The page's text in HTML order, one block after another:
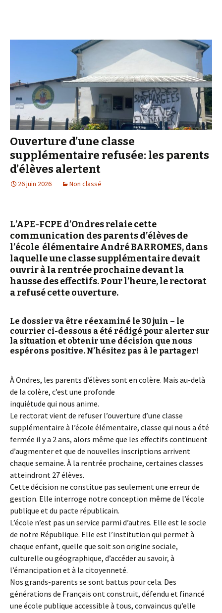
Ouverture d’une classe
supplémentaire refusée: les parents
d’élèves alertent
26 juin 2026 Non classé
L’APE-FCPE d’Ondres relaie cette
communication des parents d’élèves de
l’école élémentaire André BARROMES, dans
laquelle une classe supplémentaire devait
ouvrir à la rentrée prochaine devant la
hausse des effectifs. Pour l’heure, le rectorat
a refusé cette ouverture.
Le dossier va être réexaminé le 30 juin – le
courrier ci-dessous a été rédigé pour alerter sur
la situation et obtenir une décision que nous
espérons positive. N’hésitez pas à le partager!
À Ondres, les parents d’élèves sont en colère. Mais au-delà
de la colère, c’est une profonde
inquiétude qui nous anime.
Le rectorat vient de refuser l’ouverture d’une classe
supplémentaire à l’école élémentaire, classe qui nous a été
fermée il y a 2 ans, alors même que les effectifs continuent
d’augmenter et que de nouvelles inscriptions arrivent
chaque semaine. À la rentrée prochaine, certaines classes
atteindront 27 élèves.
Cette décision ne constitue pas seulement une erreur de
gestion. Elle interroge notre conception même de l’école
publique et du pacte républicain.
L’école n’est pas un service parmi d’autres. Elle est le socle
de notre République. Elle est l’institution qui permet à
chaque enfant, quelle que soit son origine sociale,
culturelle ou géographique, d’accéder au savoir, à
l’émancipation et à la citoyenneté.
Nos grands-parents se sont battus pour cela. Des
générations de Français ont construit, défendu et financé
une école publique accessible à tous, convaincus qu’elle